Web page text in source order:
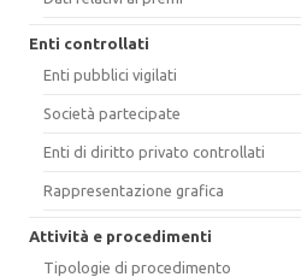
Enti controllati
Enti pubblici vigilati
Società partecipate
Enti di diritto privato controllati
Rappresentazione grafica
Attività e procedimenti
Tipologie di procedimento